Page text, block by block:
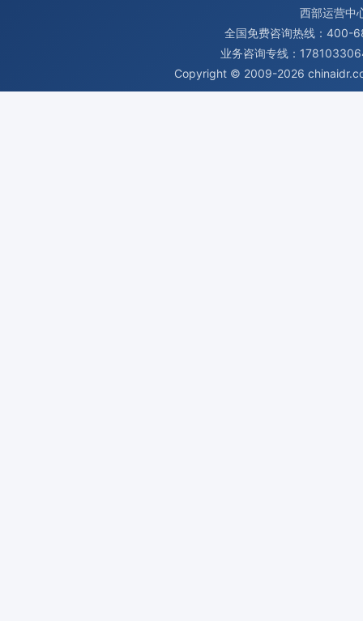
西部运营中
全国免费咨询热线：400-
业务咨询专线：
Copyright © 2009-2026